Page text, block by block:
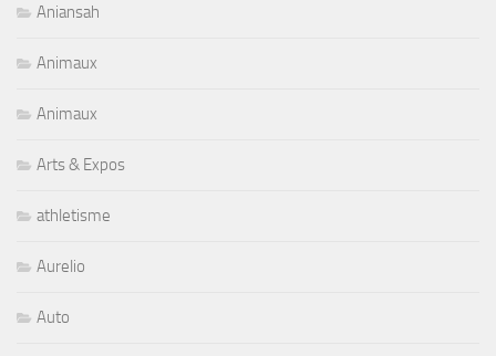
Aniansah
Animaux
Animaux
Arts & Expos
athletisme
Aurelio
Auto